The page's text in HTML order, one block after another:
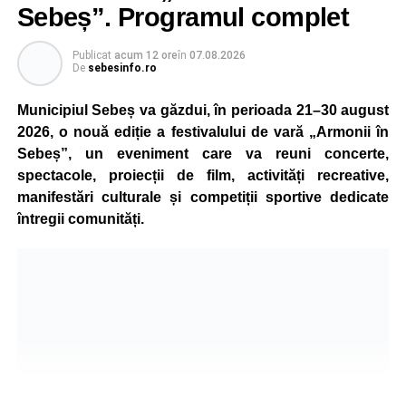
aparatul etilotest, rezultatele fiind negative.
Polițiștii au deschis un dosar penal și continuă cercetările
pentru vătămare corporală din culpă, urmând să
stabilească toate împrejurările în care s-a produs
accidentul.
Adaugă-ne ca sursă preferată
Sebeș”. Programul complet
Publicat acum 12 oreîn 07.08.2026
De sebesinfo.ro
Municipiul Sebeș va găzdui, în perioada 21–30 august
2026, o nouă ediție a festivalului de vară „Armonii în
Sebeș”, un eveniment care va reuni concerte,
spectacole, proiecții de film, activități recreative,
manifestări culturale și competiții sportive dedicate
întregii comunități.